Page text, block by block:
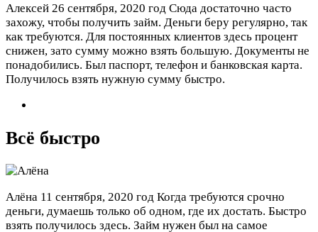
Алексей 26 сентября, 2020 год Сюда достаточно часто
захожу, чтобы получить займ. Деньги беру регулярно, так
как требуются. Для постоянных клиентов здесь процент
снижен, зато сумму можно взять большую. Документы не
понадобились. Был паспорт, телефон и банковская карта.
Получилось взять нужную сумму быстро.
Всё быстро
Алёна 11 сентября, 2020 год Когда требуются срочно
деньги, думаешь только об одном, где их достать. Быстро
взять получилось здесь. Займ нужен был на самое